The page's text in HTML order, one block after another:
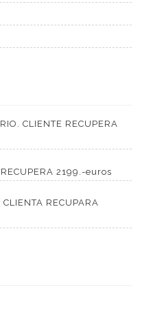
CLIENTE RECUPERA
2199.-euros
RECUPARA